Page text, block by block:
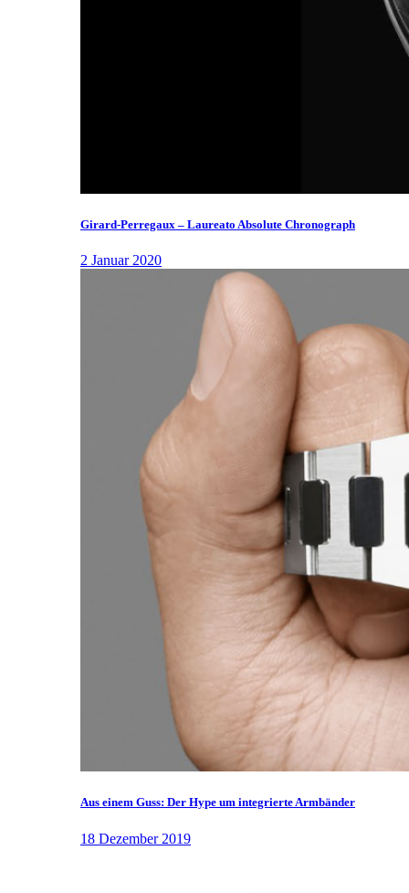
Girard-Perregaux – Laureato Absolute Chronograph
2 Januar 2020
Aus einem Guss: Der Hype um integrierte Armbänder
18 Dezember 2019